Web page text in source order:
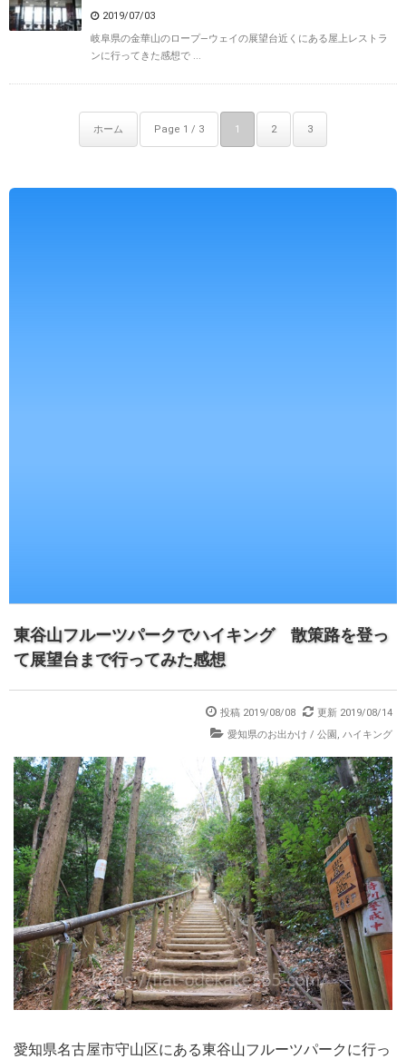
2019/07/03
岐阜県の金華山のロープ―ウェイの展望台近くにある屋上レストラ
ンに行ってきた感想で ...
ホーム Page 1 / 3 1 2 3
東谷山フルーツパークでハイキング 散策路を登っ
て展望台まで行ってみた感想
投稿 2019/08/08
更新 2019/08/14
愛知県のお出かけ / 公園 , ハイキング
愛知県名古屋市守山区にある東谷山フルーツパークに行っ